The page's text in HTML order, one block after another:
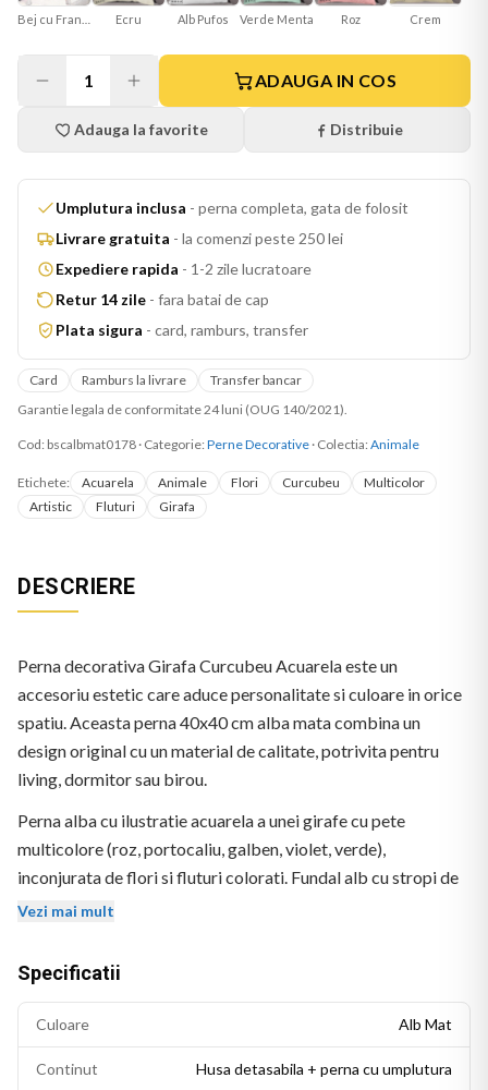
Ecru Alb Pufos Verde Menta Roz Crem
1 ADAUGA IN COS
Adauga la favorite Distribuie
Umplutura inclusa - perna completa, gata de folosit
Livrare gratuita - la comenzi peste 250 lei
Expediere rapida - 1-2 zile lucratoare
Retur 14 zile - fara batai de cap
Plata sigura - card, ramburs, transfer
Card Ramburs la livrare
Transfer bancar
Garantie legala de conformitate 24 luni (OUG 140/2021).
Cod: bscalbmat0178 · Categorie: Perne Decorative · Colectia: Animale
Etichete: Acuarela Animale Flori Curcubeu
Multicolor
Artistic
Fluturi Girafa
DESCRIERE
Perna decorativa Girafa Curcubeu Acuarela este un
accesoriu estetic care aduce personalitate si culoare in orice
spatiu. Aceasta perna 40x40 cm alba mata combina un
design original cu un material de calitate, potrivita pentru
living, dormitor sau birou.
Perna alba cu ilustratie acuarela a unei girafe cu pete
multicolore (roz, portocaliu, galben, violet, verde),
inconjurata de flori si fluturi colorati. Fundal alb cu stropi de
acuarela. Logo BEKZ in coltul stanga-jos.
Vezi mai mult
Specificatii
Culoare Alb Mat
Continut Husa detasabila + perna cu umplutura